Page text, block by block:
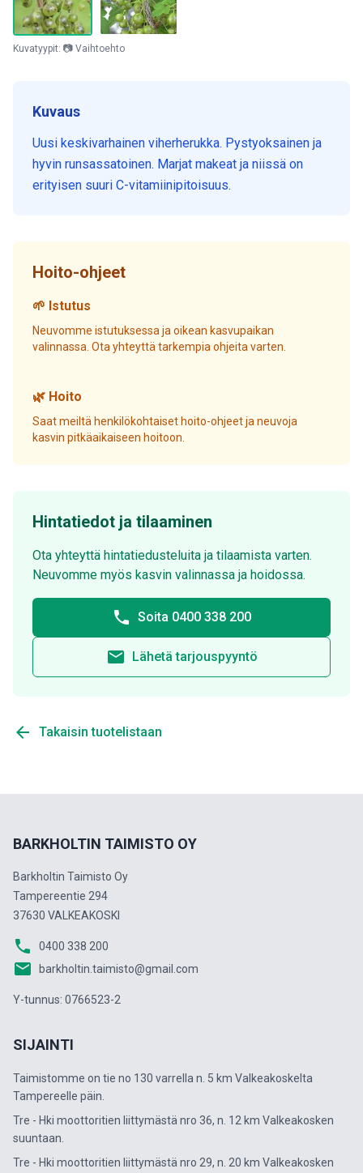
Kuvatyypit: 📷 Vaihtoehto
Kuvaus
Uusi keskivarhainen viherherukka. Pystyoksainen ja
hyvin runsassatoinen. Marjat makeat ja niissä on
erityisen suuri C-vitamiinipitoisuus.
Hoito-ohjeet
🌱 Istutus
Neuvomme istutuksessa ja oikean kasvupaikan
valinnassa. Ota yhteyttä tarkempia ohjeita varten.
🌿 Hoito
Saat meiltä henkilökohtaiset hoito-ohjeet ja neuvoja
kasvin pitkäaikaiseen hoitoon.
Hintatiedot ja tilaaminen
Ota yhteyttä hintatiedusteluita ja tilaamista varten.
Neuvomme myös kasvin valinnassa ja hoidossa.
phone Soita 0400 338 200
email Lähetä tarjouspyyntö
arrow_back Takaisin tuotelistaan
BARKHOLTIN TAIMISTO OY
Barkholtin Taimisto Oy
Tampereentie 294
37630 VALKEAKOSKI
phone 0400 338 200
email barkholtin.taimisto@gmail.com
Y-tunnus: 0766523-2
SIJAINTI
Taimistomme on tie no 130 varrella n. 5 km Valkeakoskelta
Tampereelle päin.
Tre - Hki moottoritien liittymästä nro 36, n. 12 km Valkeakosken
suuntaan.
Tre - Hki moottoritien liittymästä nro 29, n. 20 km Valkeakosken